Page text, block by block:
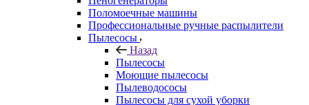
Поломоечные машины
Профессиональные ручные распылители
Пылесосы
Назад
Пылесосы
Моющие пылесосы
Пылеводососы
Пылесосы для сухой уборки